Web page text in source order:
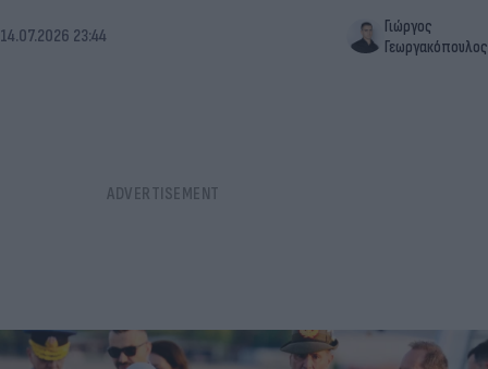
14.07.2026 23:44
Γιώργος
Γεωργακόπουλος